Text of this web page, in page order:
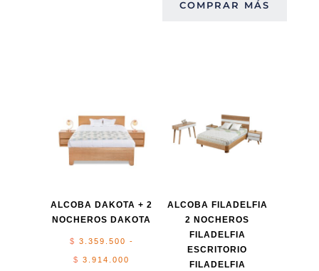
COMPRAR MÁS
ALCOBA DAKOTA + 2
NOCHEROS DAKOTA
$ 3.359.500 -
$ 3.914.000
ALCOBA FILADELFIA
2 NOCHEROS
FILADELFIA
ESCRITORIO
FILADELFIA